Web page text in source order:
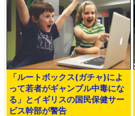
「ルートボックス(ガチャ)によ
って若者がギャンブル中毒にな
る」とイギリスの国民保健サー
ビス幹部が警告